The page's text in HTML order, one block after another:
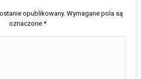
opublikowany. Wymagane pola są
oznaczone *